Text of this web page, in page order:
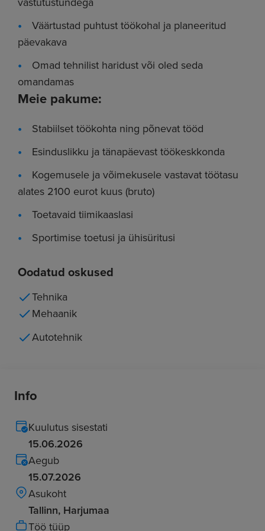
Väärtustad puhtust töökohal ja planeeritud
päevakava
Omad tehnilist haridust või oled seda
omandamas
Meie pakume:
Stabiilset töökohta ning põnevat tööd
Esinduslikku ja tänapäevast töökeskkonda
Kogemusele ja võimekusele vastavat töötasu
alates 2100 eurot kuus (bruto)
Toetavaid tiimikaaslasi
Sportimise toetusi ja ühisüritusi
Oodatud oskused
Tehnika
Mehaanik
Autotehnik
Info
Kuulutus sisestati
15.06.2026
Aegub
15.07.2026
Asukoht
Tallinn, Harjumaa
Töö tüüp